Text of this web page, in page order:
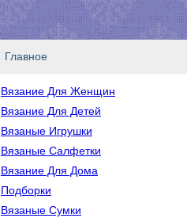
Главное
Вязание Для Женщин
Вязание Для Детей
Вязаные Игрушки
Вязаные Салфетки
Вязание Для Дома
Подборки
Вязаные Сумки